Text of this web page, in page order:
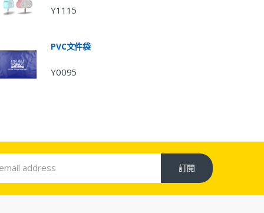
Y1115
PVC文件袋
Y0095
訂閱